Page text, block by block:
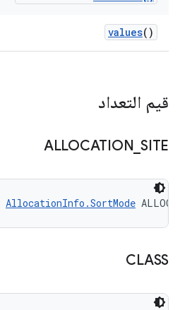
values()
قيم التعداد
ALLOCATION SITE
AllocationInfo.SortMode
CLASS